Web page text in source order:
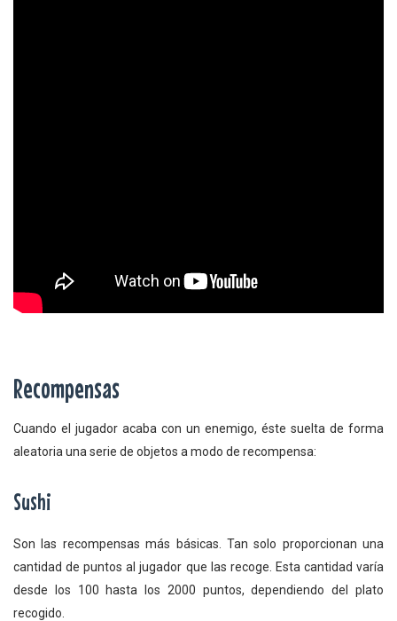
Recompensas
Cuando el jugador acaba con un enemigo, éste suelta de forma
aleatoria una serie de objetos a modo de recompensa:
Sushi
Son las recompensas más básicas. Tan solo proporcionan una
cantidad de puntos al jugador que las recoge. Esta cantidad varía
desde los 100 hasta los 2000 puntos, dependiendo del plato
recogido.